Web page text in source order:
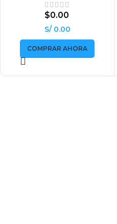
$0.00
S/ 0.00
COMPRAR AHORA